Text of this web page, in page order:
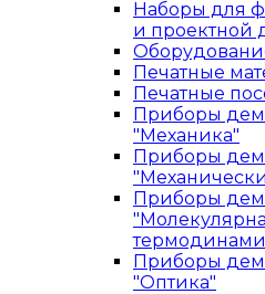
Наборы для
и проектной
Печатные
Печатные
Приборы
"Механика"
Приборы
Приборы
Приборы
"Оптика"